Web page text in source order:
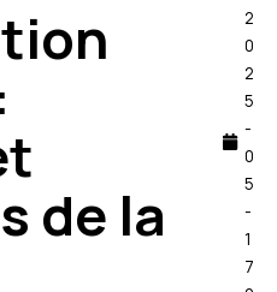
de la
2
0
2
5
-
0
5
-
1
7